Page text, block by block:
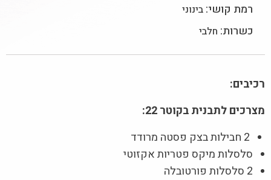
רמת קושי: בינוני
כשרות: חלבי
רכיבים:
מצרכים לתבנית בקוטר 22:
2 חבילות בצק פסטה מרודד
סלסלות מיקס פטריות אקזוטי
2 סלסלות פורטובלה